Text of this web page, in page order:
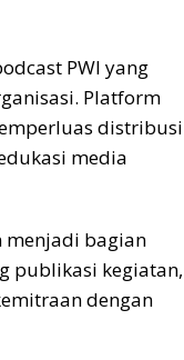
PWI yang
Platform
distribusi
media
menjadi bagian
publikasi kegiatan,
dengan